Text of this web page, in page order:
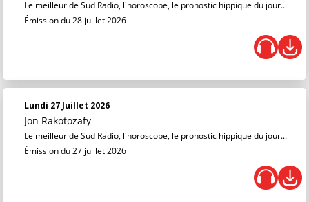
Le meilleur de Sud Radio, l'horoscope, le pronostic hippique du jour...
Émission du 28 juillet 2026
Lundi 27 Juillet 2026
Jon Rakotozafy
Le meilleur de Sud Radio, l'horoscope, le pronostic hippique du jour...
Émission du 27 juillet 2026